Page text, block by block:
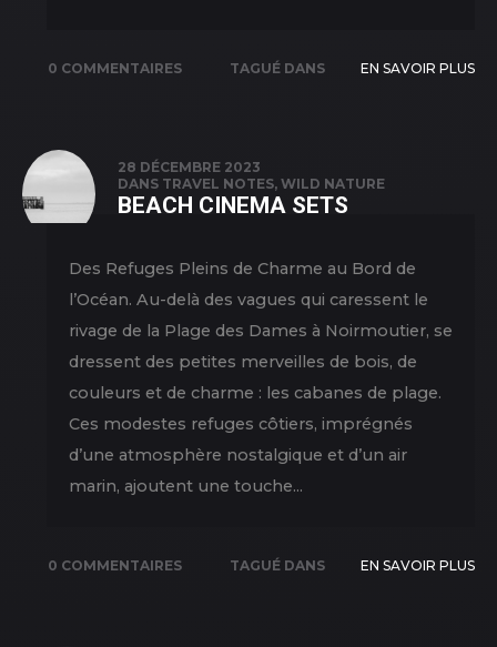
0 COMMENTAIRES
TAGUÉ DANS
PICS
EN SAVOIR PLUS
28 DÉCEMBRE 2023
DANS TRAVEL NOTES, WILD NATURE
BEACH CINEMA SETS
Des Refuges Pleins de Charme au Bord de
l’Océan. Au-delà des vagues qui caressent le
rivage de la Plage des Dames à Noirmoutier, se
dressent des petites merveilles de bois, de
couleurs et de charme : les cabanes de plage.
Ces modestes refuges côtiers, imprégnés
d’une atmosphère nostalgique et d’un air
marin, ajoutent une touche...
0 COMMENTAIRES
TAGUÉ DANS
EN SAVOIR PLUS